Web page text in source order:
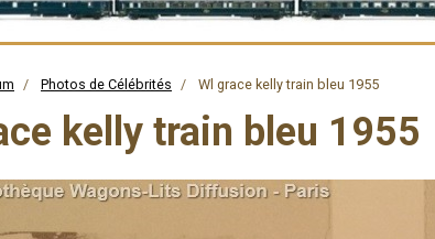
Photos de Célébrités Wl grace kelly train bleu 1955
kelly train bleu 1955